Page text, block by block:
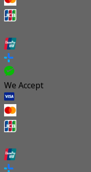
We Accept